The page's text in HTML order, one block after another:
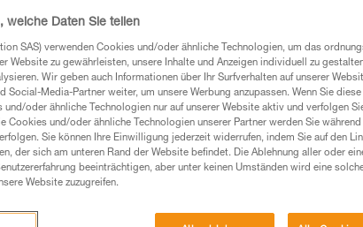
Ausbildung und ein spezielles
ob Sie in der Lage sind, den Vorgang
durchführen.
Techniken. Möglicherweise gibt es
werden.
wird durch ihren IP-
welche Daten Sie teilen
SAS) verwenden Cookies und/oder ähnliche Technologien, um das
Website zu gewährleisten, unsere Inhalte und Anzeigen individuell zu
Wir geben auch Informationen über Ihr Surfverhalten auf unserer
Social-Media-Partner weiter, um unsere Werbung anzupassen. Wenn Sie
und/oder ähnliche Technologien nur auf unserer Website aktiv und verfolgen
Cookies und/oder ähnliche Technologien unserer Partner werden Sie während
Sie können Ihre Einwilligung jederzeit widerrufen, indem Sie auf den
der sich am unteren Rand der Website befindet. Die Ablehnung aller oder
beeinträchtigen, aber unter keinen Umständen wird eine
Website zuzugreifen.